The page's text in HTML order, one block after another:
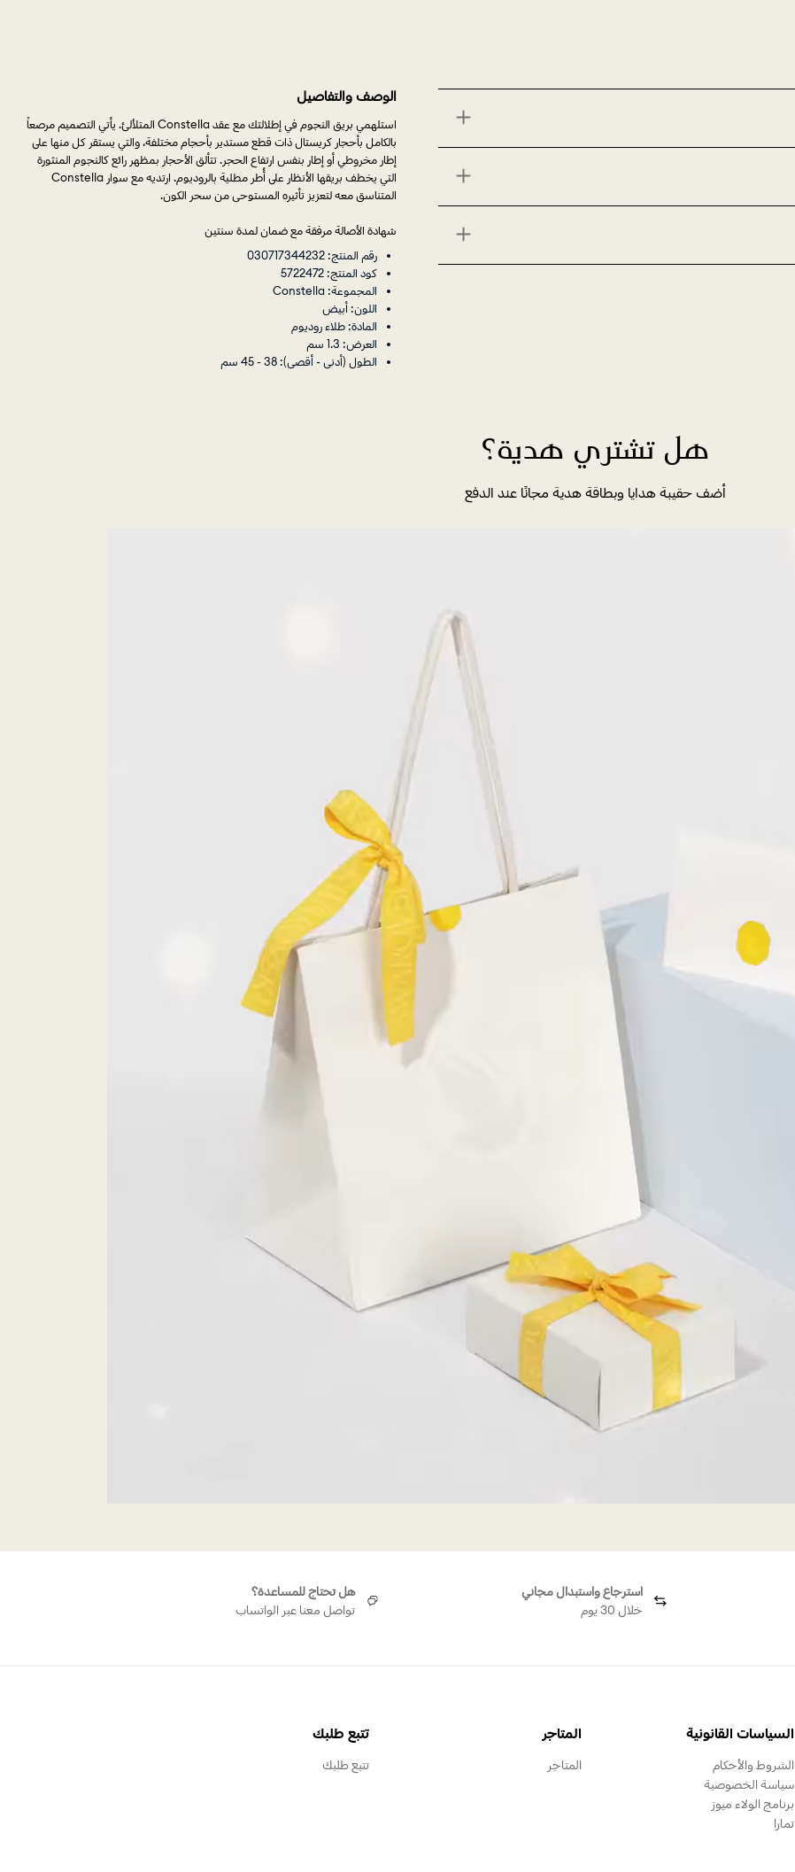
الوصف والتفاصيل
استلهمي بريق النجوم في إطلالتك مع عقد Constella المتلألئ. يأتي التصميم مرصعاً
بالكامل بأحجار كريستال ذات قطع مستدير بأحجام مختلفة، والتي يستقر كل منها على
إطار مخروطي أو إطار بنفس ارتفاع الحجر. تتألق الأحجار بمظهر رائع كالنجوم المنثورة
التي يخطف بريقها الأنظار على أُطر مطلية بالروديوم. ارتديه مع سوار Constella
المتناسق معه لتعزيز تأثيره المستوحى من سحر الكون.
شهادة الأصالة مرفقة مع ضمان لمدة سنتين
رقم المنتج: 030717344232
كود المنتج: 5722472
المجموعة: Constella
اللون: أبيض
المادة: طلاء روديوم
العرض: 1.3 سم
الطول (أدنى - أقصى): 38 - 45 سم
هل تشتري هدية؟
أضف حقيبة هدايا وبطاقة هدية مجانًا عند الدفع
استرجاع واستبدال مجاني
خلال 30 يوم
هل تحتاج للمساعدة؟
تواصل معنا عبر الواتساب
السياسات القانونية
الشروط والأحكام
سياسة الخصوصية
برنامج الولاء ميوز
تمارا
المتاجر
المتاجر
تتبع طلبك
تتبع طلبك